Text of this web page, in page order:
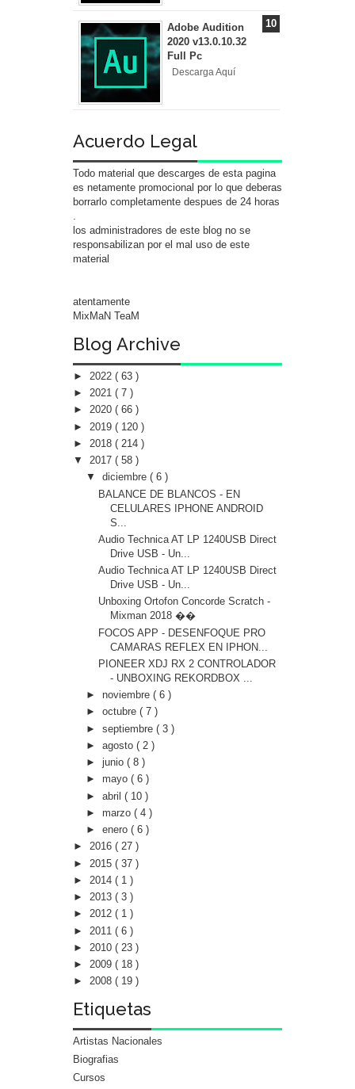
Adobe Audition
2020 v13.0.10.32
Full Pc
Descarga Aquí
Acuerdo Legal
Todo material que descarges de esta pagina
es netamente promocional por lo que deberas
borrarlo completamente despues de 24 horas
los administradores de este blog no se
responsabilizan por el mal uso de este
material
atentamente
MixMaN TeaM
Blog Archive
► 2022 ( 63 )
► 2021 ( 7 )
► 2020 ( 66 )
► 2019 ( 120 )
► 2018 ( 214 )
▼ 2017 ( 58 )
▼ diciembre ( 6 )
BALANCE DE BLANCOS - EN
CELULARES IPHONE ANDROID
S...
Audio Technica AT LP 1240USB Direct
Drive USB - Un...
Audio Technica AT LP 1240USB Direct
Drive USB - Un...
Unboxing Ortofon Concorde Scratch -
Mixman 2018 ��
FOCOS APP - DESENFOQUE PRO
CAMARAS REFLEX EN IPHON...
PIONEER XDJ RX 2 CONTROLADOR
- UNBOXING REKORDBOX ...
► noviembre ( 6 )
► octubre ( 7 )
► septiembre ( 3 )
► agosto ( 2 )
► junio ( 8 )
► mayo ( 6 )
► abril ( 10 )
► marzo ( 4 )
► enero ( 6 )
► 2016 ( 27 )
► 2015 ( 37 )
► 2014 ( 1 )
► 2013 ( 3 )
► 2012 ( 1 )
► 2011 ( 6 )
► 2010 ( 23 )
► 2009 ( 18 )
► 2008 ( 19 )
Etiquetas
Artistas Nacionales
Biografias
Cursos